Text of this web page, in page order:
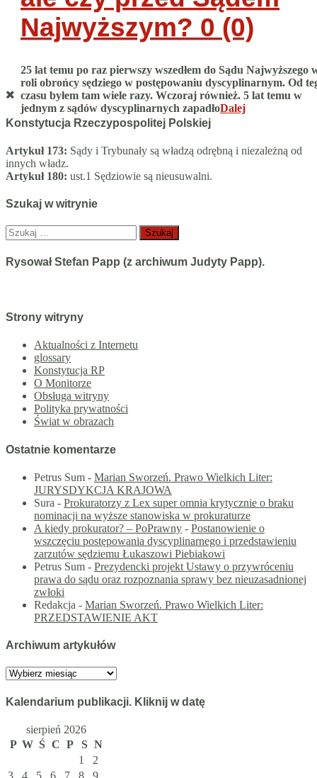
Najwyższym? 0 (0)
25 lat temu po raz pierwszy wszedłem do Sądu Najwyższego
roli obrońcy sędziego w postępowaniu dyscyplinarnym. Od
czasu byłem tam wiele razy. Wczoraj również. 5 lat temu w
jednym z sądów dyscyplinarnych zapadłoDalej
Konstytucja Rzeczypospolitej Polskiej
Artykuł 173: Sądy i Trybunały są władzą odrębną i niezależną od
innych władz.
Artykuł 180: ust.1 Sędziowie są nieusuwalni.
Szukaj w witrynie
Szukaj:
Rysował Stefan Papp (z archiwum Judyty Papp).
Strony witryny
Aktualności z Internetu
glossary
Konstytucja RP
O Monitorze
Obsługa witryny
Polityka prywatności
Świat w obrazach
Ostatnie komentarze
Petrus Sum - Marian Sworzeń. Prawo Wielkich Liter:
JURYSDYKCJA KRAJOWA
Sura - Prokuratorzy z Lex super omnia krytycznie o braku
nominacji na wyższe stanowiska w prokuraturze
A kiedy prokurator? – PoPrawny - Postanowienie o
wszczęciu postępowania dyscyplinarnego i przedstawieniu
zarzutów sędziemu Łukaszowi Piebiakowi
Petrus Sum - Prezydencki projekt Ustawy o przywróceniu
prawa do sądu oraz rozpoznania sprawy bez nieuzasadnionej
zwłoki
Redakcja - Marian Sworzeń. Prawo Wielkich Liter:
PRZEDSTAWIENIE AKT
Archiwum artykułów
Archiwum
Kalendarium publikacji. Kliknij w datę
sierpień 2026
P W Ś C P S N
1
2
3
4 5 6 7 8 9